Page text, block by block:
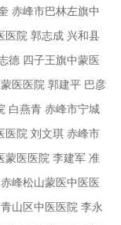
赤峰市巴林左旗中
医院 郭志成 兴和县
德 四子王旗中蒙医
医医院 郭建平 巴彦
白燕青 赤峰市宁城
医院 刘文琪 赤峰市
蒙医医院 李建军 准
赤峰松山蒙医中医医
山区中医医院 李永